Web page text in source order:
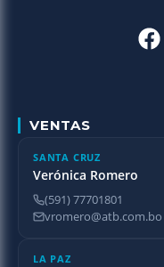
VENTAS
SANTA CRUZ
Verónica Romero
(591) 77701801
vromero@atb.com.bo
LA PAZ